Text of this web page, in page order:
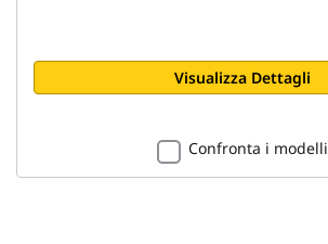
Visualizza Dettagli
Confronta i modelli